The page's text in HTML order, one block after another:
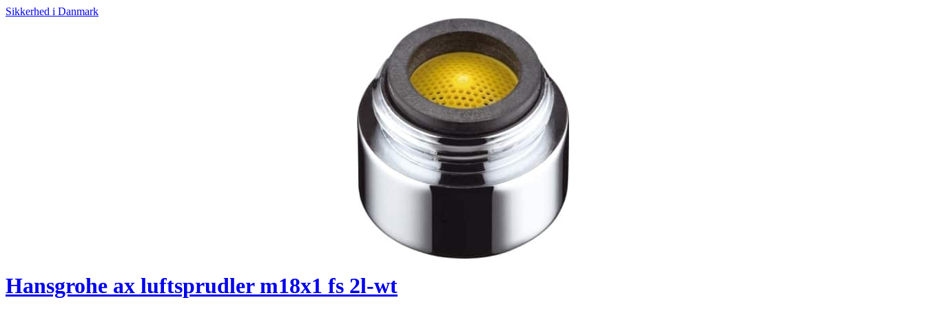
Sikkerhed i Danmark
Hansgrohe ax luftsprudler m18x1 fs 2l-wt